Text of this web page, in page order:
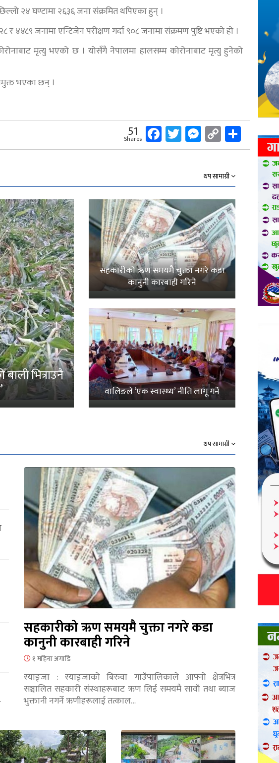
२४ घण्टामा २६३६ जना संक्रमित थपिएका हुन् ।
र ४४८९ जनामा एन्टिजेन परीक्षण गर्दा ९०८ जनामा संक्रमण पुष्टि भएको हो ।
मृत्यु भएको छ । योसँगै नेपालमा हालसम्म कोरोनाबाट मृत्यु हुनेको
भएका छन् ।
51
Shares Facebook
Twitter
Messenger
Copy
Link
Share
थप सामाग्री
भित्राउनै
सहकारीको ऋण समयमै चुक्ता नगरे कडा
कानुनी कारबाही गरिने
वालिङले ‘एक स्वास्थ्य’ नीति लागू गर्ने
थप सामाग्री
सहकारीको ऋण समयमै चुक्ता नगरे कडा
कानुनी कारबाही गरिने
१ महिना अगाडि
स्याङ्जा : स्याङ्जाको बिरुवा गाउँपालिकाले आफ्नो क्षेत्रभित्र
सञ्चालित सहकारी संस्थाहरूबाट ऋण लिई समयमै सावाँ तथा ब्याज
भुक्तानी नगर्ने ऋणीहरूलाई तत्काल…